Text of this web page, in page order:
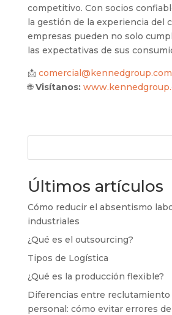
competitivo. Con socios
la gestión de la experiencia del
empresas pueden no solo
las expectativas de sus
📩 comercial@kennedgroup.com
🌐Visítanos:
Últimos artículos
Cómo reducir el absentismo
industriales
¿Qué es el outsourcing?
Tipos de Logística
¿Qué es la producción flexible?
Diferencias entre reclutamiento
personal: cómo evitar errores